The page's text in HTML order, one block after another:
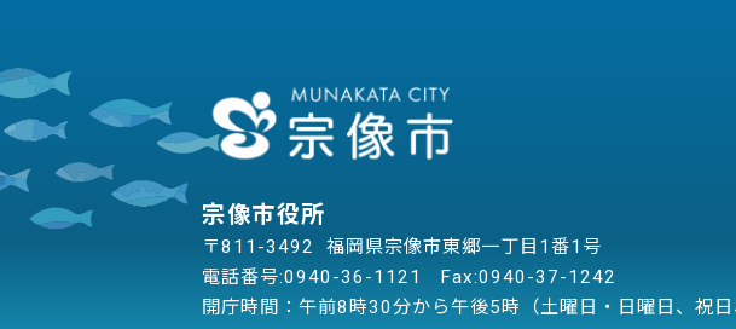
宗像市役所
〒811-3492 福岡県宗像市東郷一丁目1番1号
電話番号:0940-36-1121
Fax:0940-37-1242
開庁時間：午前8時30分から午後5時（土曜日・日曜日、祝